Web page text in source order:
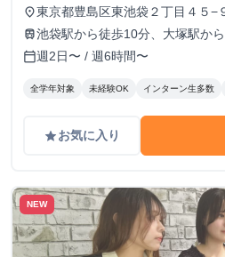
place東京都豊島区東池袋２丁目４５−
train池袋駅から徒歩10分、大塚駅か
calendar_today週2日〜 / 週6時間〜
全学年対象 未経験OK インターン生多数
gradeお気に入り
NEW